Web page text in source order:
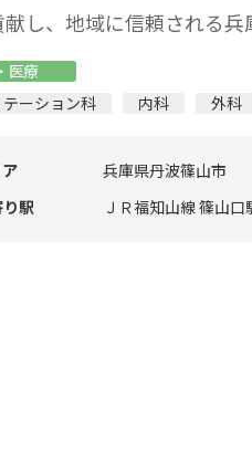
し、地域に信頼される兵
医療
テーション科
内科 外科
兵庫県丹波篠山市
駅
ＪＲ福知山線 篠山